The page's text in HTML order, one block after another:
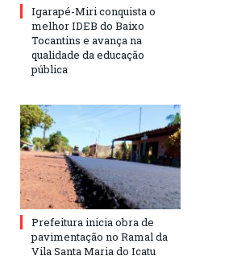
Igarapé-Miri conquista o
melhor IDEB do Baixo
Tocantins e avança na
qualidade da educação
pública
Prefeitura inicia obra de
pavimentação no Ramal da
Vila Santa Maria do Icatu